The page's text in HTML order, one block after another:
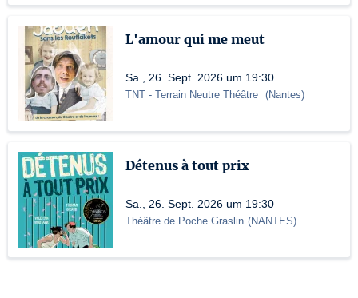
L'amour qui me meut
Sa., 26. Sept. 2026 um 19:30
TNT - Terrain Neutre Théâtre (Nantes)
Détenus à tout prix
Sa., 26. Sept. 2026 um 19:30
Théâtre de Poche Graslin (NANTES)